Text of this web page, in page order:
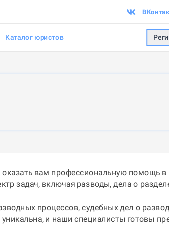
Каталог юристов
вам профессиональную помощь в
задач, включая разводы, дела о
процессов, судебных дел о
и наши специалисты готовы